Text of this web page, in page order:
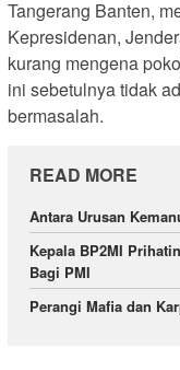
Tangerang Banten,
Kepresidenan,
kurang mengena
ini sebetulnya tidak
bermasalah.
READ MORE
Antara Urusan
Kepala BP2MI
Bagi PMI
Perangi Mafia dan